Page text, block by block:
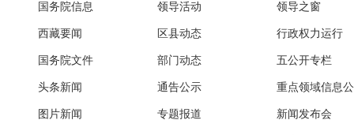
国务院信息
西藏要闻
国务院文件
头条新闻
图片新闻
领导活动
区县动态
部门动态
通告公示
专题报道
领导之窗
行政权力运行
五公开专栏
重点领域信息
新闻发布会